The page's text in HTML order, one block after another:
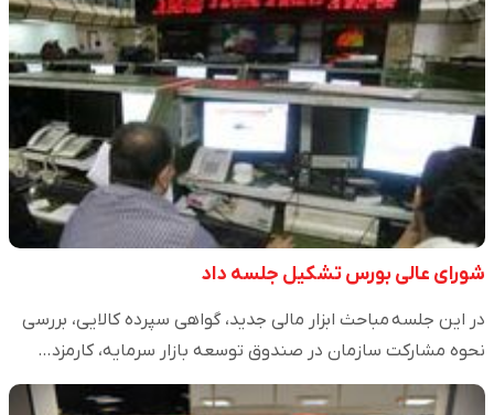
شورای عالی بورس تشکیل جلسه داد
در این جلسه مباحث ابزار مالی جدید، گواهی سپرده کالایی، بررسی
نحوه مشارکت سازمان در صندوق توسعه بازار سرمایه، کارمزد…